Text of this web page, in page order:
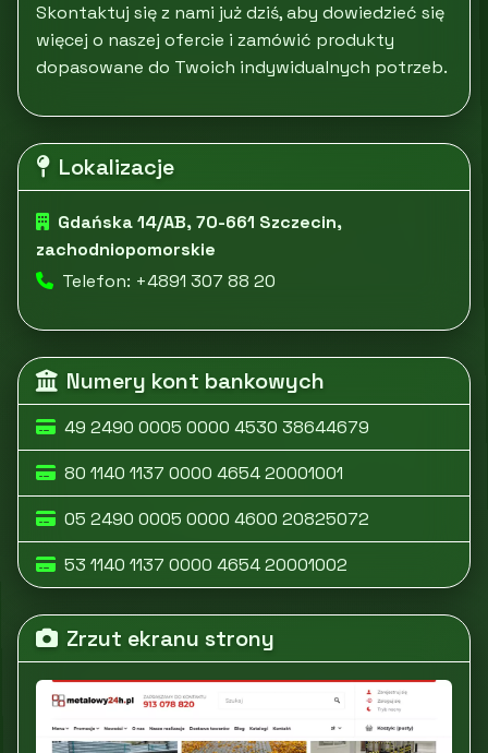
Skontaktuj się z nami już dziś, aby dowiedzieć się
więcej o naszej ofercie i zamówić produkty
dopasowane do Twoich indywidualnych potrzeb.
Lokalizacje
Gdańska 14/AB, 70-661 Szczecin,
zachodniopomorskie
Telefon: +4891 307 88 20
Numery kont bankowych
49 2490 0005 0000 4530 38644679
80 1140 1137 0000 4654 20001001
05 2490 0005 0000 4600 20825072
53 1140 1137 0000 4654 20001002
Zrzut ekranu strony